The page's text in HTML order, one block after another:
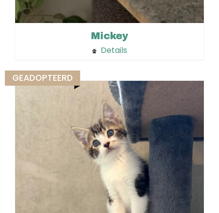
Mickey
Details
GEADOPTEERD
Niet op voorraad